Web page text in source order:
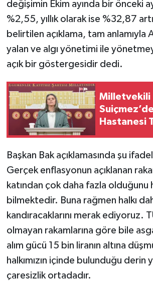
değişimin Ekim ayında bir önceki
%2,55, yıllık olarak ise %32,87
belirtilen açıklama, tam anlamıyla
yalan ve algı yönetimi ile
açık bir göstergesidir dedi.
Milletvekili
Hastanesi
Başkan Bak açıklamasında şu
Gerçek enflasyonun açıklanan
katından çok daha fazla olduğunu
bilmektedir. Buna rağmen halkı
kandıracaklarını merak ediyoruz.
olmayan rakamlarına göre bile
alım gücü 15 bin liranın altına
halkımızın içinde bulunduğu derin
çaresizlik ortadadır.